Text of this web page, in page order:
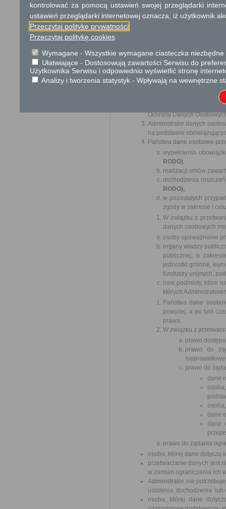
W związku z wypełnianiem
sprawie ochrony osób
oraz uchylenia dyrektywy 95/46/
Zgodnie z art. 13 ust. 1 i 2 RODO
Administratorem Pani/
Wójt Gminy Tczów.Adres
Jeśli mają Państwo
działania Urzędu Gminy
Ochrony Danych
Administrator danych
na podstawie
Państwa dane osobowe
wypełnienia
RODO),
realizacji umów
dochodzenia
RODO),
w pozostałych
zgody w zakresie i
W związku z
danych osobowych
osoby upoważnione
organy władzy
publicznej, w
jednostki gminne,
funduszy unijnych,
inne podmioty, które
których
Państwa dane
powyżej, a po tym
prawa.
W związku z
prawo
prawo do
prawo do
dane
dane
dane
prawo do żądania
osoba, której dane dotyczą
przetwarzanie danych jest
w zamian ograniczenia ich
Administrator nie
ustalenia, dochodzenia lub
osoba, której dane
kontrolować za pomocą ustawień swojej przeglądarki
ustawień przeglądarki internetowej oznacza, iż użytkownik
Przeczytaj politykę prywatności
Przeczytaj politykę cookies
Wymagane - Wszystkie wymagane ciasteczka
Ułatwiające - Dostosowują zawartości Serwisu do
Użytkownika Serwisu i odpowiednio wyświetlić stronę
Analizy i tworzenia statystyk - Wpływają na wewnętrzne